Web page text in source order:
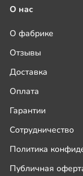
О нас
О фабрике
Отзывы
Доставка
Оплата
Гарантии
Сотрудничество
Политика
Публичная